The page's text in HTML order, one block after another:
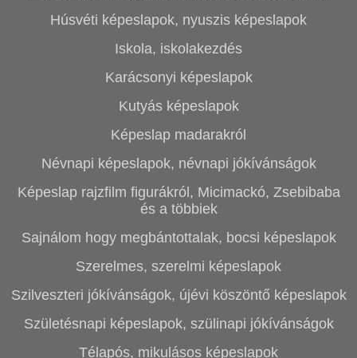
Húsvéti képeslapok, nyuszis képeslapok
Iskola, iskolakezdés
Karácsonyi képeslapok
Kutyás képeslapok
Képeslap madarakról
Névnapi képeslapok, névnapi jókívánságok
Képeslap rajzfilm figurákról, Micimackó, Zsebibaba
és a többiek
Sajnálom hogy megbántottalak, bocsi képeslapok
Szerelmes, szerelmi képeslapok
Szilveszteri jókívánságok, újévi köszöntő képeslapok
Születésnapi képeslapok, szülinapi jókívánságok
Télapós, mikulásos képeslapok